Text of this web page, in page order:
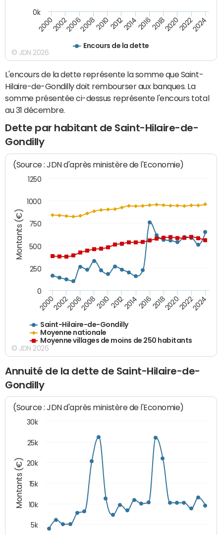
Encours de la dette
200020022006200820102012201420162018202020222024
0k
© JDN 2026
L'encours de la dette représente la somme que Saint-
Hilaire-de-Gondilly doit rembourser aux banques. La
somme présentée ci-dessus représente l'encours total
au 31 décembre.
Dette par habitant de Saint-Hilaire-de-
Gondilly
Montants (€)
(Source : JDN d'après ministère de l'Economie)
Saint-Hilaire-de-Gondilly
Moyenne nationale
Moyenne villages de moins de 250 habitants
200020022006200820102012201420162018202020222024
0
250
500
750
1000
1250
© JDN 2026
Annuité de la dette de Saint-Hilaire-de-
Gondilly
Montants (€)
(Source : JDN d'après ministère de l'Economie)
5k
10k
15k
20k
25k
30k